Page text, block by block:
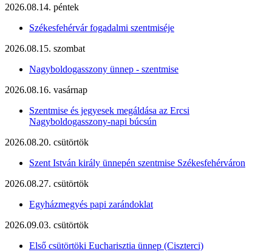
2026.08.14. péntek
Székesfehérvár fogadalmi szentmiséje
2026.08.15. szombat
Nagyboldogasszony ünnep - szentmise
2026.08.16. vasárnap
Szentmise és jegyesek megáldása az Ercsi
Nagyboldogasszony-napi búcsún
2026.08.20. csütörtök
Szent István király ünnepén szentmise Székesfehérváron
2026.08.27. csütörtök
Egyházmegyés papi zarándoklat
2026.09.03. csütörtök
Első csütörtöki Eucharisztia ünnep (Ciszterci)